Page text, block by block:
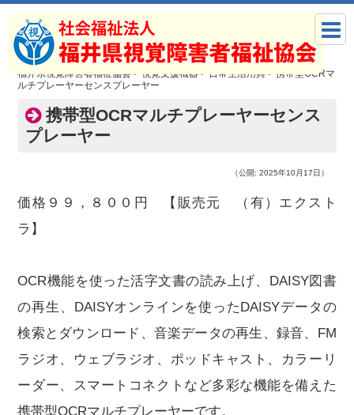
福井県視覚障害者福祉協会>視覚支援機器>日常生活用具>携帯型OCRマ
ルチプレーヤーセンスプレーヤー
携帯型OCRマルチプレーヤーセンス
プレーヤー
（公開: 2025年10月17日）
価格９９，８００円 【販売元 （有）エクスト
ラ】
OCR機能を使った活字文書の読み上げ、DAISY図書
の再生、DAISYオンラインを使ったDAISYデータの
検索とダウンロード、音楽データの再生、録音、FM
ラジオ、ウェブラジオ、ポッドキャスト、カラーリ
ーダー、スマートコネクトなど多彩な機能を備えた
携帯型OCRマルチプレーヤーです。